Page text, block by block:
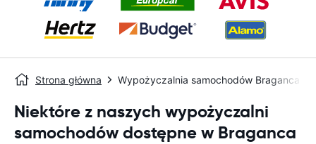
Strona główna Wypożyczalnia samochodów Braganca
Niektóre z naszych wypożyczalni
samochodów dostępne w Braganca